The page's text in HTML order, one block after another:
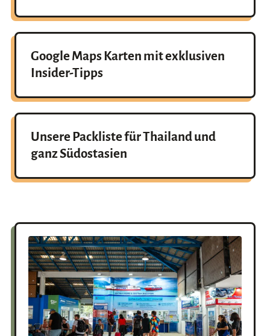
Google Maps Karten mit exklusiven
Insider-Tipps
Unsere Packliste für Thailand und
ganz Südostasien